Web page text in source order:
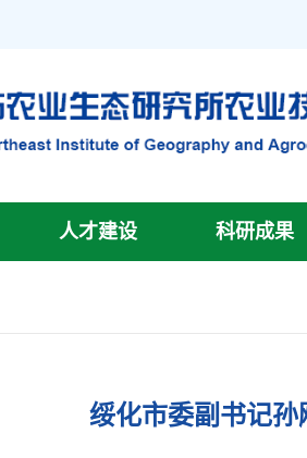
人才建设 科研成果
绥化市委副书记